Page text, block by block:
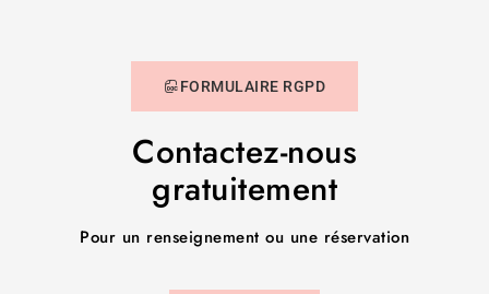
FORMULAIRE RGPD
Contactez-nous
gratuitement
Pour un renseignement ou une réservation